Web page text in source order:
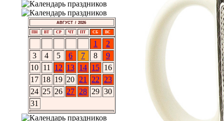
АВГУСТ / 2026
ПН ВТ СР ЧТ ПТ СБ ВС
1
2
3
4 5 6 7 8
9
10 11 12 13 14 15 16
17 18 19 20 21 22
23
24 25 26 27 28 29 30
31